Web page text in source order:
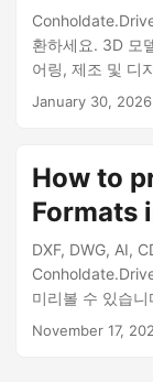
환하세요. 3D 모
어링, 제조 및 디
January 30, 2026
How to
Formats
DXF, DWG, AI,
미리볼 수 있습
November 17,